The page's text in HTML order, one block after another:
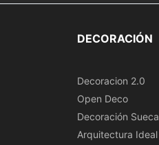
DECORACIÓN
Decoracion 2.0
Open Deco
Decoración Sueca
Arquitectura Ideal